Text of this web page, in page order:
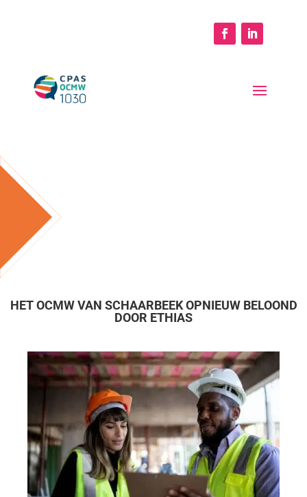
HET OCMW VAN SCHAARBEEK OPNIEUW BELOOND
DOOR ETHIAS